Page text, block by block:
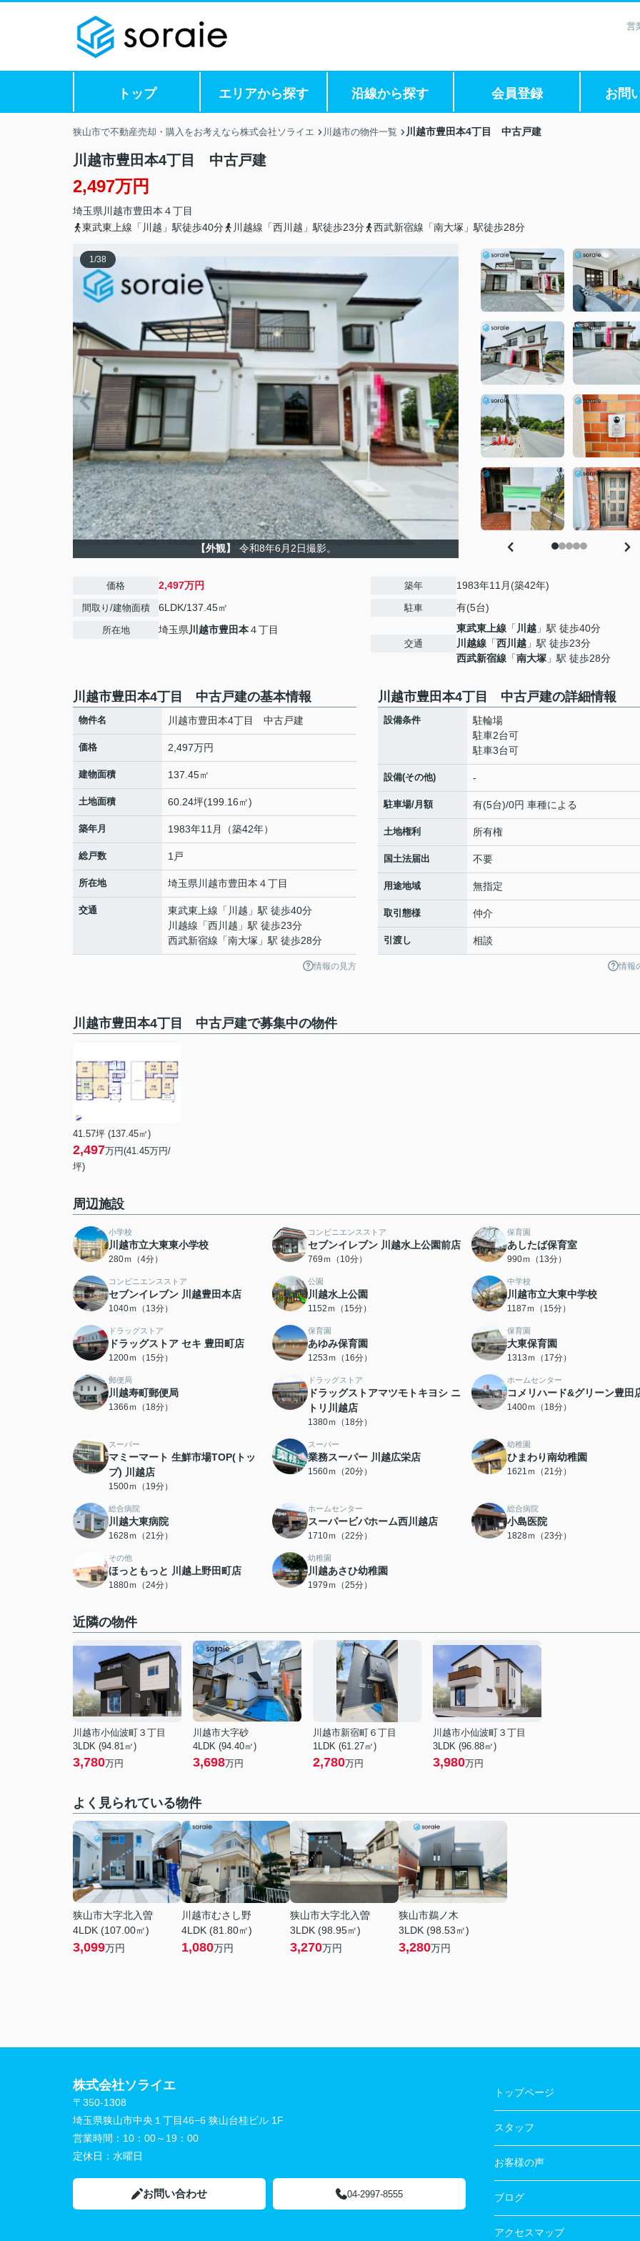
営
トップ エリアから探す 沿線から探す 会員登録 お問
狭山市で不動産売却・購入をお考えなら株式会社ソライエ 川越市の物件一覧 川越市豊田本4丁目 中古戸建
川越市豊田本4丁目 中古戸建
2,497万円
埼玉県 川越市豊田本 ４丁目
東武東上線「川越」駅徒歩40分
川越線「西川越」駅徒歩23分 西武新宿線「南大塚」駅徒歩28分
1/38
【外観】 令和8年6月2日撮影。
価格 2,497万円
間取り/建物面積 6LDK/137.45㎡
所在地 埼玉県川越市豊田本４丁目
築年 1983年11月(築42年)
駐車 有(5台)
交通
東武東上線 「 川越 」駅 徒歩40分
川越線 「西川越 」駅 徒歩23分
西武新宿線 「南大塚 」駅 徒歩28分
川越市豊田本4丁目 中古戸建の基本情報
物件名 川越市豊田本4丁目 中古戸建
価格 2,497万円
建物面積 137.45㎡
土地面積 60.24坪(199.16㎡)
築年月 1983年11月（築42年）
総戸数 1戸
所在地 埼玉県 川越市豊田本 ４丁目
交通 東武東上線 「 川越 」駅 徒歩40分
川越線 「西川越 」駅 徒歩23分
西武新宿線 「南大塚 」駅 徒歩28分
情報の見方
川越市豊田本4丁目 中古戸建の詳細情報
設備条件
駐輪場
駐車2台可
駐車3台可
設備(その他) -
駐車場/月額 有(5台)/0円 車種による
土地権利 所有権
国土法届出 不要
用途地域 無指定
取引態様 仲介
引渡し 相談
情報
川越市豊田本4丁目 中古戸建で募集中の物件
41.57坪 (137.45㎡)
2,497万円(41.45万円/
坪)
周辺施設
小学校
川越市立大東東小学校
280ｍ（4分）
コンビニエンスストア
セブンイレブン 川越水上公園前店
769ｍ（10分）
保育園
あしたば保育室
990ｍ（13分）
コンビニエンスストア
セブンイレブン 川越豊田本店
1040ｍ（13分）
公園
川越水上公園
1152ｍ（15分）
中学校
川越市立大東中学校
1187ｍ（15分）
ドラッグストア
ドラッグストア セキ 豊田町店
1200ｍ（15分）
保育園
あゆみ保育園
1253ｍ（16分）
保育園
大東保育園
1313ｍ（17分）
郵便局
川越寿町郵便局
1366ｍ（18分）
ドラッグストア
ドラッグストアマツモトキヨシ ニ
トリ川越店
1380ｍ（18分）
ホームセンター
コメリハード&グリーン豊田
1400ｍ（18分）
スーパー
マミーマート 生鮮市場TOP(トッ
プ) 川越店
1500ｍ（19分）
スーパー
業務スーパー 川越広栄店
1560ｍ（20分）
幼稚園
ひまわり南幼稚園
1621ｍ（21分）
総合病院
川越大東病院
1628ｍ（21分）
ホームセンター
スーパービバホーム西川越店
1710ｍ（22分）
総合病院
小島医院
1828ｍ（23分）
その他
ほっともっと 川越上野田町店
1880ｍ（24分）
幼稚園
川越あさひ幼稚園
1979ｍ（25分）
近隣の物件
川越市小仙波町３丁目
3LDK (94.81㎡)
3,780万円
川越市大字砂
4LDK (94.40㎡)
3,698万円
川越市新宿町６丁目
1LDK (61.27㎡)
2,780万円
川越市小仙波町３丁目
3LDK (96.88㎡)
3,980万円
よく見られている物件
狭山市大字北入曽
4LDK (107.00㎡)
3,099万円
川越市むさし野
4LDK (81.80㎡)
1,080万円
狭山市大字北入曽
3LDK (98.95㎡)
3,270万円
狭山市鵜ノ木
3LDK (98.53㎡)
3,280万円
株式会社ソライエ
〒350-1308
埼玉県狭山市中央１丁目46−6 狭山台桂ビル 1F
営業時間： 10：00～19：00
定休日： 水曜日
お問い合わせ 04-2997-8555
トップページ
スタッフ
お客様の声
ブログ
アクセスマップ